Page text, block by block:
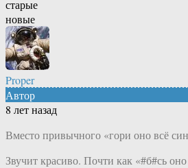
старые
новые
Proper
Автор
8 лет назад
Вместо привычного «гори оно всё
Звучит красиво. Почти как «#б#сь